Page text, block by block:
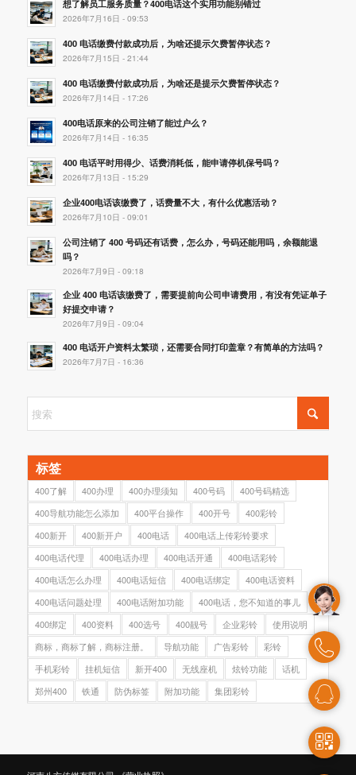
想了解员工服务质量？400电话这个实用功能别错过
2026年7月16日 - 09:53
400 电话缴费付款成功后，为啥还提示欠费暂停状态？
2026年7月15日 - 21:44
400 电话缴费付款成功后，为啥还是提示欠费暂停状态？
2026年7月14日 - 17:26
400电话原来的公司注销了能过户么？
2026年7月14日 - 16:35
400 电话平时用得少、话费消耗低，能申请停机保号吗？
2026年7月13日 - 15:29
企业400电话该缴费了，话费量不大，有什么优惠活动？
2026年7月10日 - 09:01
公司注销了 400 号码还有话费，怎么办，号码还能用吗，余额能退
吗？
2026年7月9日 - 09:18
企业 400 电话该缴费了，需要提前向公司申请费用，有没有凭证单子
好提交申请？
2026年7月9日 - 09:04
400 电话开户资料太繁琐，还需要合同打印盖章？有简单的方法吗？
2026年7月7日 - 16:36
标签
400了解 400办理 400办理须知 400号码
400号码精选
400导航功能怎么添加
400平台操作 400开号
400彩铃
400新开
400新开户 400电话
400电话上传彩铃要求
400电话代理
400电话办理 400电话开通
400电话彩铃
400电话怎么办理
400电话短信 400电话绑定
400电话资料
400电话问题处理
400电话附加功能
400电话，您不知道的事儿
400绑定
400资料 400选号 400靓号 企业彩铃
使用说明
商标，商标了解，商标注册。
导航功能 广告彩铃
彩铃
手机彩铃
挂机短信 新开400 无线座机 炫铃功能
话机
郑州400
铁通 防伪标签 附加功能 集团彩铃